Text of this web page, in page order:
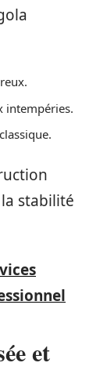
intempéries.
stabilité
et